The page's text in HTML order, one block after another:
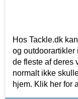
Hos Tackle.dk
og outdoorartikler
de fleste af deres
normalt ikke
hjem. Klik her for